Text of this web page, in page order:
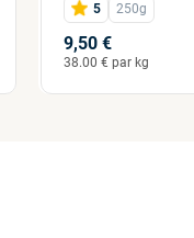
5
250g
9,50 €
38.00 € par kg